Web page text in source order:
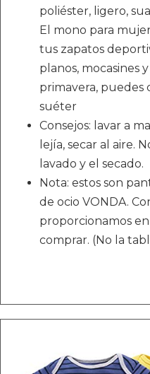
poliéster, ligero,
El mono para
tus zapatos
planos, mocasines
primavera, puedes
suéter
Consejos: lavar a
lejía, secar al aire.
lavado y el secado.
Nota: estos son
de ocio VONDA.
proporcionamos
comprar. (No la